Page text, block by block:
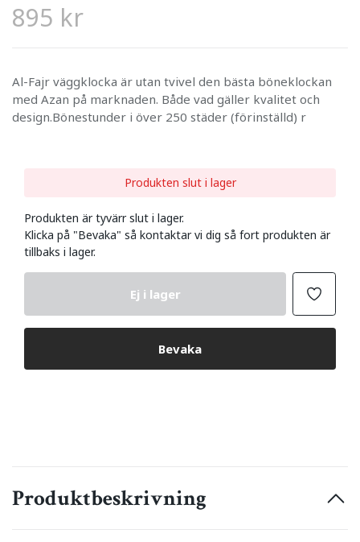
895 kr
Al-Fajr väggklocka är utan tvivel den bästa böneklockan
med Azan på marknaden. Både vad gäller kvalitet och
design.Bönestunder i över 250 städer (förinställd) r
Produkten slut i lager
Produkten är tyvärr slut i lager.
Klicka på "Bevaka" så kontaktar vi dig så fort produkten är
tillbaks i lager.
Ej i lager
Bevaka
Produktbeskrivning